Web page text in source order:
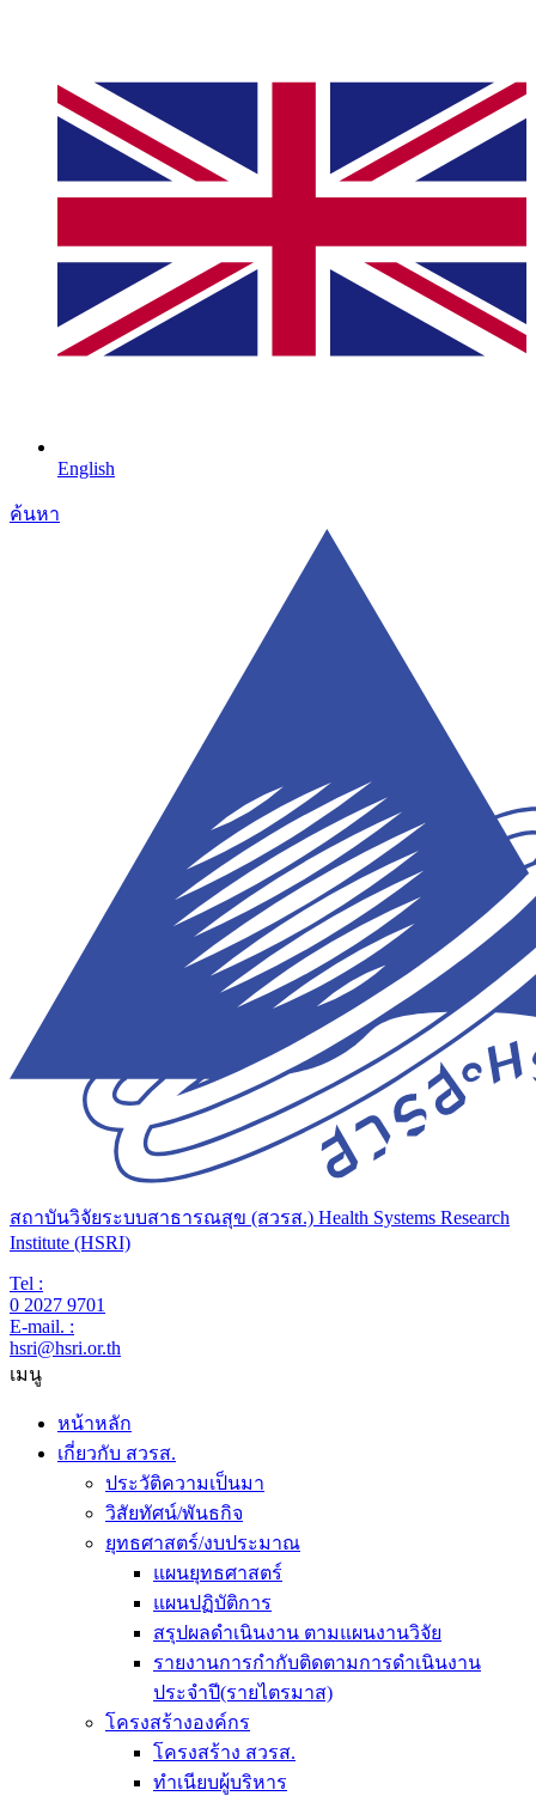
English
ค้นหา
สถาบันวิจัยระบบสาธารณสุข (สวรส.) Health Systems Research
Institute (HSRI)
Tel :
0 2027 9701
E-mail. :
hsri@hsri.or.th
เมนู
หน้าหลัก
เกี่ยวกับ สวรส.
ประวัติความเป็นมา
วิสัยทัศน์/พันธกิจ
ยุทธศาสตร์/งบประมาณ
แผนยุทธศาสตร์
แผนปฏิบัติการ
สรุปผลดำเนินงาน ตามแผนงานวิจัย
รายงานการกำกับติดตามการดำเนินงาน
ประจำปี(รายไตรมาส)
โครงสร้างองค์กร
โครงสร้าง สวรส.
ทำเนียบผู้บริหาร